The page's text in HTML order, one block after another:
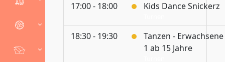
17:00 - 18:00 Kids Dance Snickerz
18:30 - 19:30
Tanzen - Erwachsene
1 ab 15 Jahre